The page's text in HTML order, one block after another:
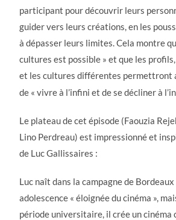
participant pour découvrir leurs
guider vers leurs créations, en les
à dépasser leurs limites. Cela montre
cultures est possible » et que les
et les cultures différentes permettront
de « vivre à l’infini et de se décliner à
Le plateau de cet épisode (Faouzia
Lino Perdreau) est impressionné et
de Luc Gallissaires :
Luc naît dans la campagne de
adolescence « éloignée du cinéma »,
période universitaire, il crée un cinéma